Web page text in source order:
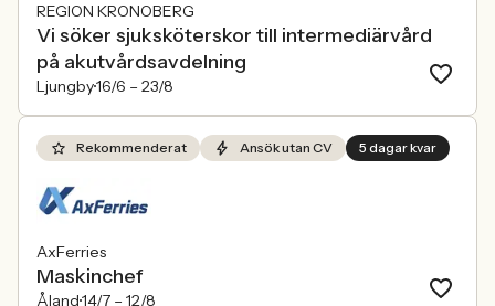
REGION KRONOBERG
Vi söker sjuksköterskor till intermediärvård
på akutvårdsavdelning
Ljungby16/6 – 23/8
Rekommenderat Ansök utan CV 5 dagar kvar
AxFerries
Maskinchef
Åland14/7 – 12/8